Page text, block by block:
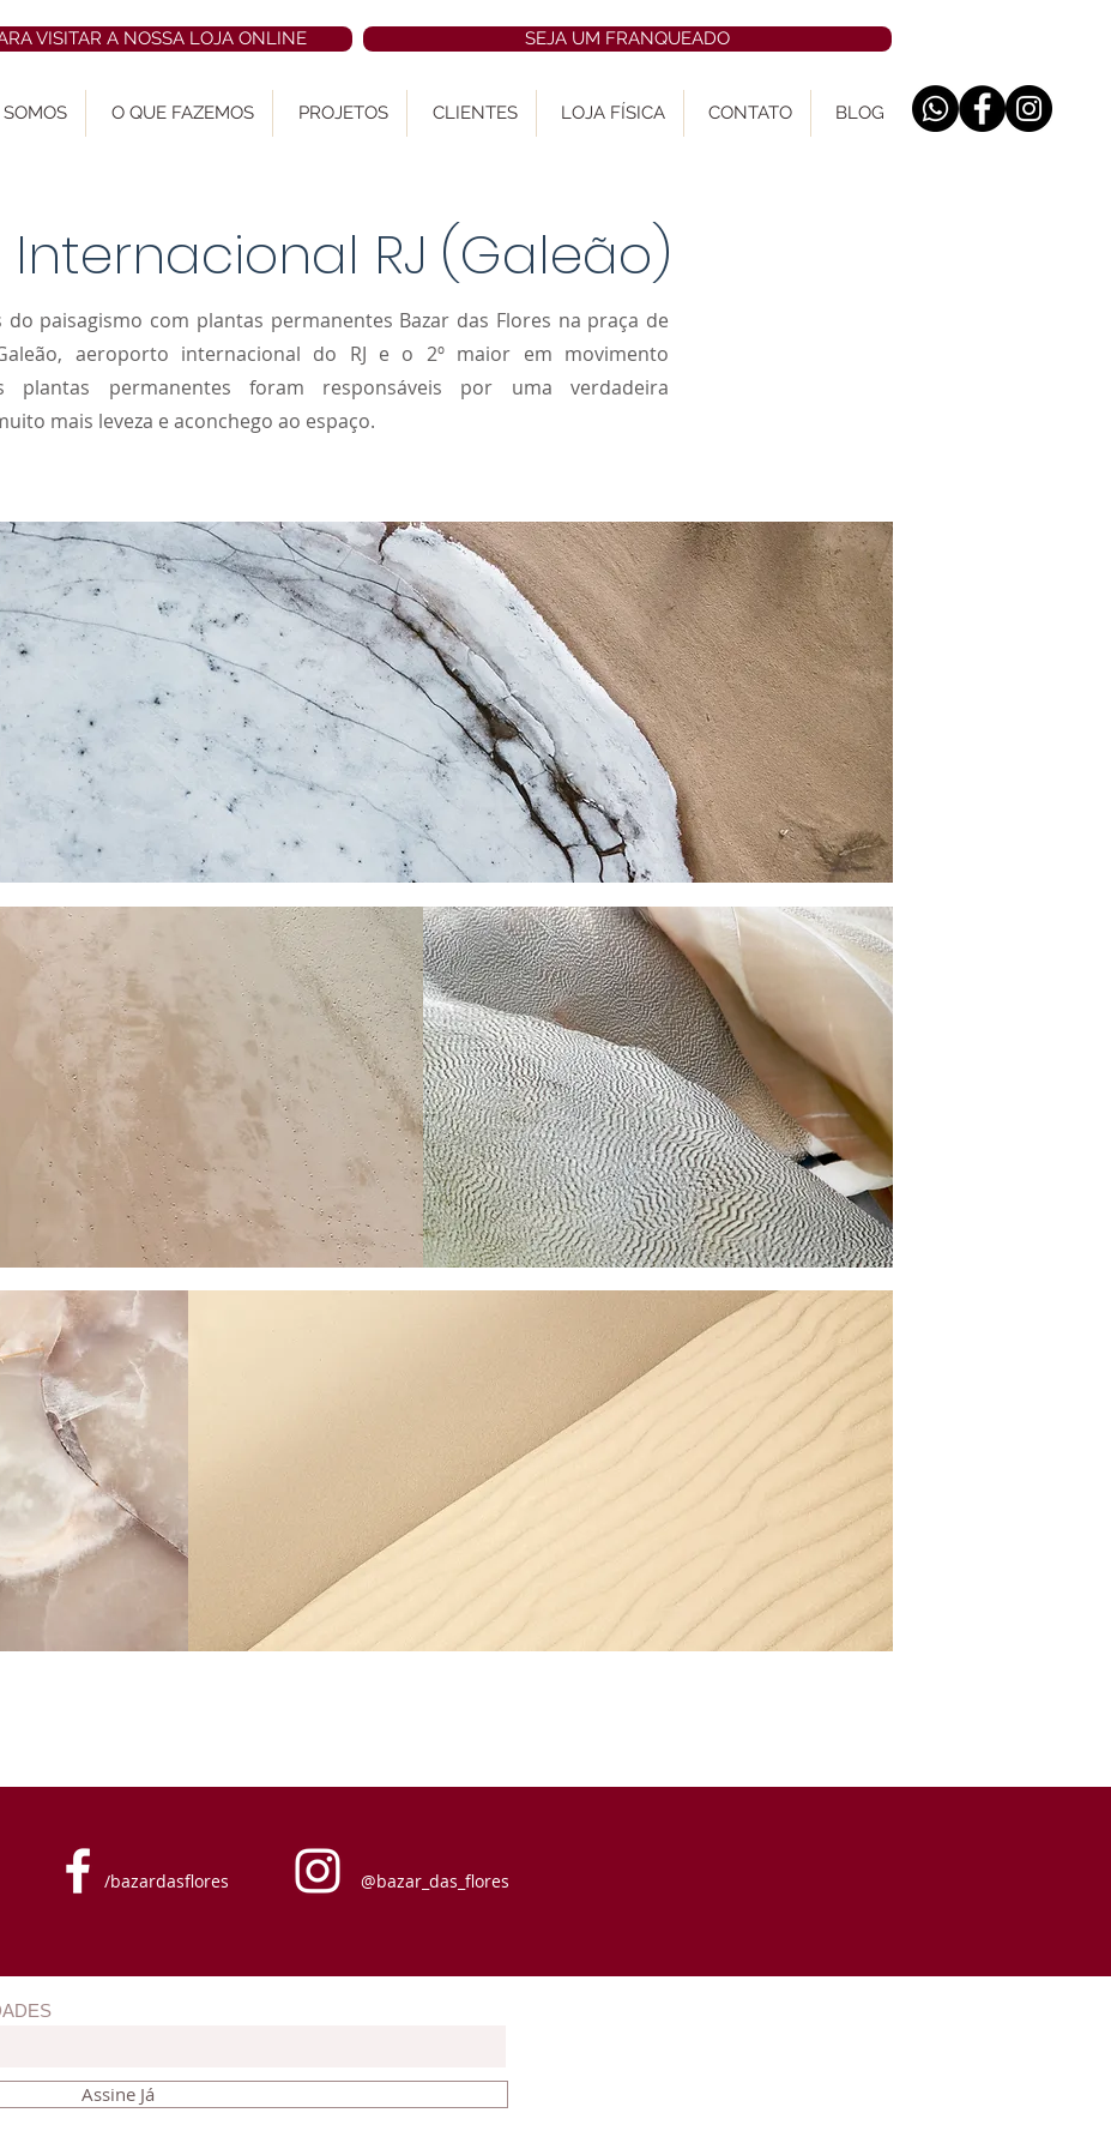
O QUE FAZEMOS PROJETOS CLIENTES LOJA FÍSICA CONTATO BLOG
VISITAR A NOSSA LOJA ONLINE SEJA UM FRANQUEADO
RJ (Galeão)
do paisagismo com plantas permanentes Bazar das Flores na praça de
aeroporto internacional do RJ e o 2º maior em movimento
plantas permanentes foram responsáveis por uma verdadeira
mais leveza e aconchego ao espaço.
/bazardasflores @bazar_das_flores
Assine Já